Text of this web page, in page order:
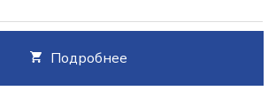
Подробнее